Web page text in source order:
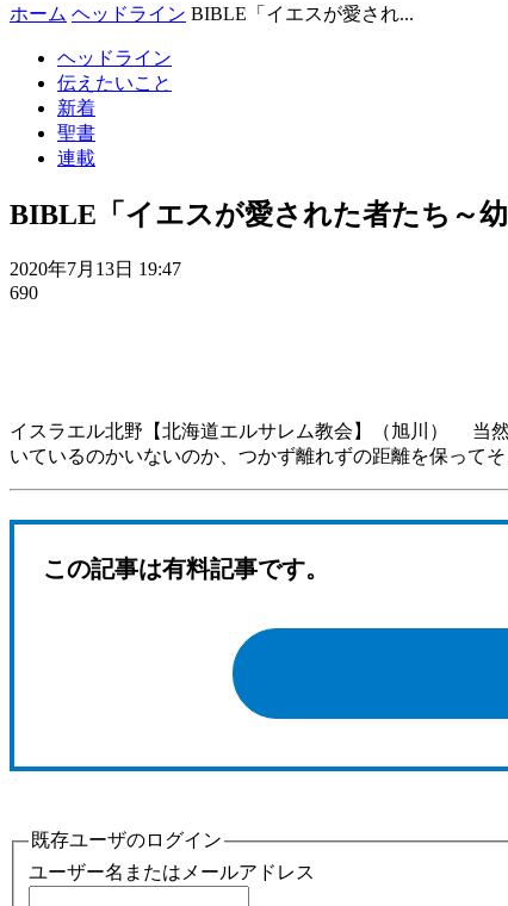
ホーム ヘッドライン BIBLE「イエスが愛され...
ヘッドライン
伝えたいこと
新着
聖書
連載
BIBLE「イエスが愛された者たち～幼
2020年7月13日 19:47
690
イスラエル北野【北海道エルサレム教会】（旭川） 当
いているのかいないのか、つかず離れずの距離を保って
この記事は有料記事です。
既存ユーザのログイン
ユーザー名またはメールアドレス